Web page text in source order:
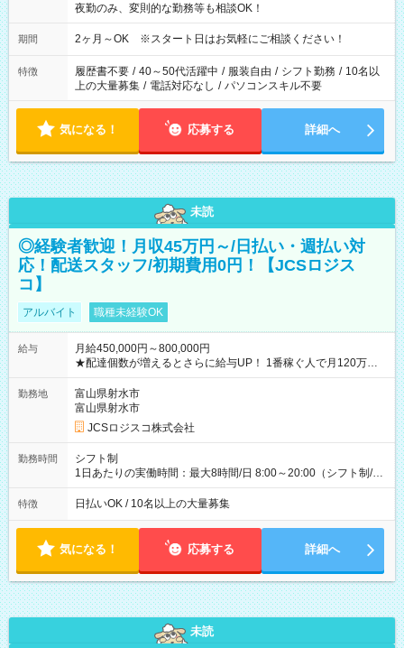
夜勤のみ、変則的な勤務等も相談OK！
期間 2ヶ月～OK ※スタート日はお気軽にご相談ください！
特徴 履歴書不要 / 40～50代活躍中 / 服装自由 / シフト勤務 / 10名以
上の大量募集 / 電話対応なし / パソコンスキル不要
気になる！ 応募する 詳細へ
未読
◎経験者歓迎！月収45万円～/日払い・週払い対
応！配送スタッフ/初期費用0円！【JCSロジス
コ】
アルバイト 職種未経験OK
給与
月給450,000円～800,000円
★配達個数が増えるとさらに給与UP！ 1番稼ぐ人で月120万ほ
ど！ ・主要都市エリア 月収55万円／週5日稼働 月収65万~112
万円／週6日稼働 ・地方郊外エリア 月収40万円／週5日稼働 月
収40万円~50万円／週6日稼働 ＜モデルイメージ＞ ■月収50万
円 (27歳男性/江東区在住)※元建築関係 1日150個配達×25日勤務
(日休み) ■月収80万円(43歳男性/墨田区在住)※元営業 1日200個
勤務地
富山県射水市
富山県射水市
JCSロジスコ株式会社
勤務時間
シフト制
1日あたりの実働時間：最大8時間/日 8:00～20:00（シフト制/実
働8時間） ※週5日勤務（場所次第では週4も有り） ※配達状況
によって時間外での勤務可能性有り ※案件により多少の前後あ
特徴 日払いOK / 10名以上の大量募集
気になる！ 応募する 詳細へ
未読